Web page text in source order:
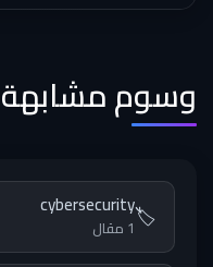
وسوم مشابهة
🏷️
cybersecurity
1 مقال